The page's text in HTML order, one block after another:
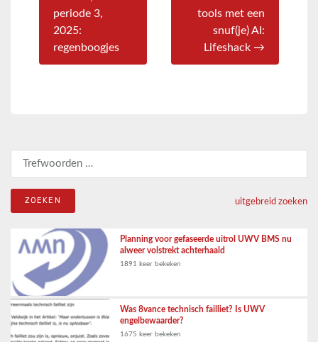
periode 3,
2025:
regenboogjes
tools met een
snuf(je) AI:
Lifeshack →
uitgebreid zoeken
Planning voor gefaseerde uitrol UWV BMS nu
alweer volstrekt achterhaald
1891 keer bekeken
Was 8vance technisch failliet? Is UWV
engelbewaarder?
1675 keer bekeken